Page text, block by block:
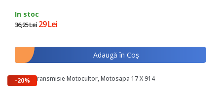
In stoc
36,25 Lei 29 Lei
Adaugă în Coş
-20%
Curea Transmisie Motocultor, Motosapa 17 X 914